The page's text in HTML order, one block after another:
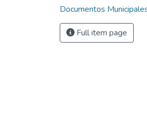
Documentos
Full item page